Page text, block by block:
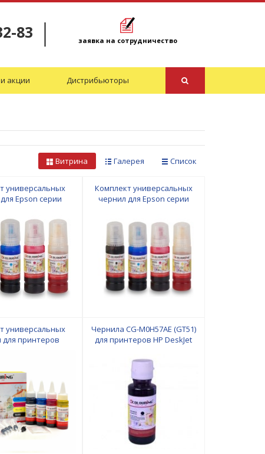
83 заявка на сотрудничество
акции Дистрибьюторы
Список
Галерея
Витрина
универсальных
Epson серии
основе
Magenta/Yellow
Colouring
Комплект универсальных
чернил для Epson серии
водной основе
Black/Cyan/Magenta/Yellow
4*70мл Colouring
универсальных
для принтеров
Magenta/Yellow
Colouring
Чернила CG-M0H57AE (GT51)
для принтеров HP DeskJet
110/115/310/315/319/410/415/418
на водной основе Black 90
мл Colouring